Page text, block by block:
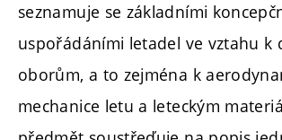
seznamuje se základními
uspořádáními letadel ve vztahu k
oborům, a to zejména k
mechanice letu a leteckým